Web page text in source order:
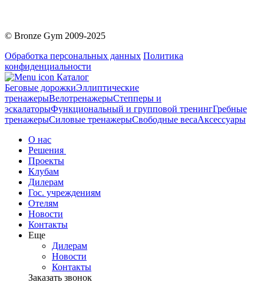
© Bronze Gym 2009-2025
Обработка персональных данных Политика
конфиденциальности
Каталог
Беговые дорожкиЭллиптические
тренажерыВелотренажерыСтепперы и
эскалаторыФункциональный и групповой тренингГребные
тренажерыСиловые тренажерыСвободные весаАксессуары
О нас
Решения
Проекты
Клубам
Дилерам
Гос. учреждениям
Отелям
Новости
Контакты
Еще
Дилерам
Новости
Контакты
Заказать звонок